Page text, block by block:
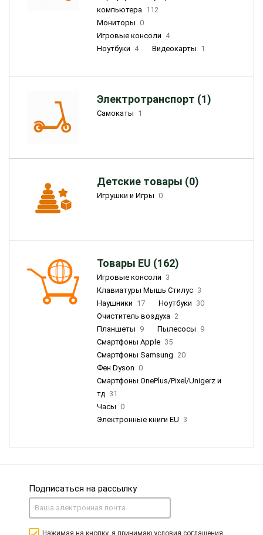
компьютера 112
Мониторы 0
Игровые консоли 4
Ноутбуки 4 Видеокарты 1
Электротранспорт (1)
Самокаты 1
Детские товары (0)
Игрушки и Игры 0
Товары EU (162)
Игровые консоли 3
Клавиатуры Мышь Стилус 3
Наушники 17 Ноутбуки 30
Очиститель воздуха 2
Планшеты 9 Пылесосы 9
Смартфоны Apple 35
Смартфоны Samsung 20
Фен Dyson 0
Смартфоны OnePlus/Pixel/Unigerz и
тд 31
Часы 0
Электронные книги EU 3
Подписаться на рассылку